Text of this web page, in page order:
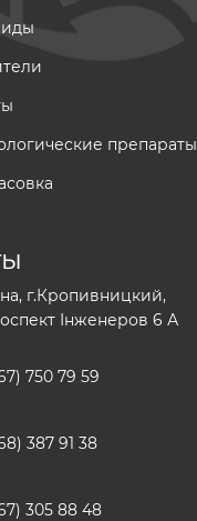
препараты
г.Кропивницкий,
Інженеров 6 А
750 79 59
387 91 38
305 88 48